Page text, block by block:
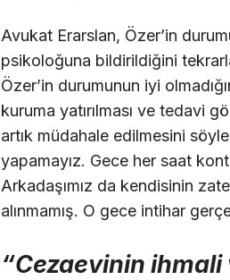
Avukat Erarslan, Özer’in
psikoloğuna bildirildiğini
Özer’in durumunun iyi
kuruma yatırılması ve tedavi
artık müdahale edilmesini
yapamayız. Gece her saat
Arkadaşımız da kendisinin
alınmamış. O gece intihar
“Cezaevinin